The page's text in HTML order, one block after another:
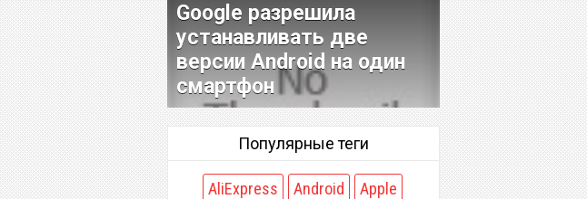
Google разрешила
устанавливать две
версии Android на один
смартфон
Популярные теги
AliExpress Android
Apple